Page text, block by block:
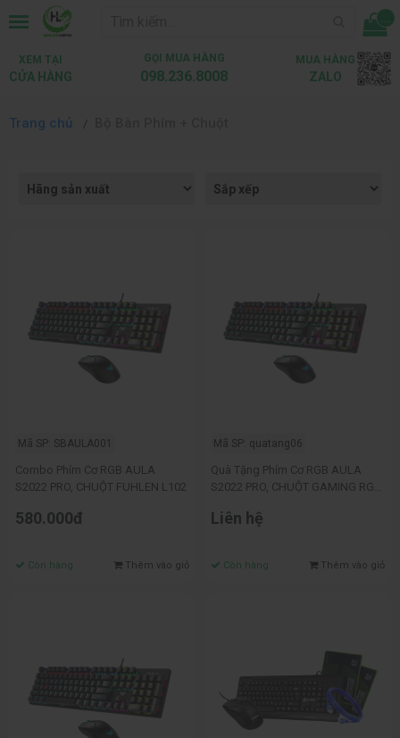
...
XEM TẠI
CỬA HÀNG
GỌI MUA HÀNG
098.236.8008
MUA HÀNG
ZALO
Trang chủ
Mã SP: SBAULA001
Combo Phím Cơ RGB AULA
S2022 PRO, CHUỘT FUHLEN L102
580.000đ
Còn hàng Thêm vào giỏ
Mã SP: quatang06
Quà Tặng Phím Cơ RGB AULA
S2022 PRO, CHUỘT GAMING RGB
Liên hệ
Còn hàng Thêm vào giỏ